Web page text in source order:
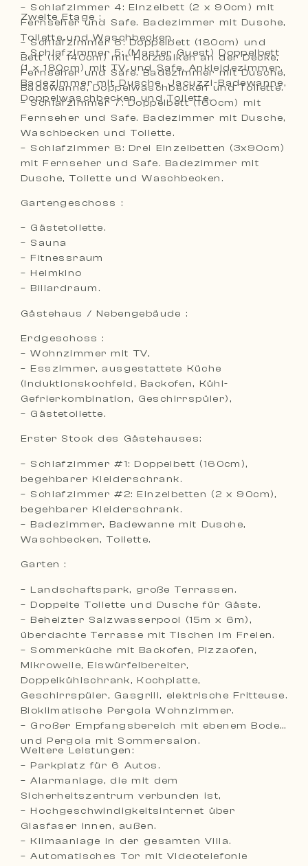
– Schlafzimmer 4: Einzelbett (2 x 90cm) mit
Fernseher und Safe. Badezimmer mit Dusche,
Toilette und Waschbecken.
– Schlafzimmer 5: (Master Guest) Doppelbett
(1 x 180cm) mit TV und Safe. Ankleidezimmer.
Badezimmer mit Dusche, Jacuzzi-Badewanne,
Doppelwaschbecken und Toilette.
Zweite Etage :
– Schlafzimmer 6: Doppelbett (180cm) und
Bett (1x 140cm) mit Holzbalken an der Decke,
Fernseher und Safe. Badezimmer mit Dusche,
Badewanne, Doppelwaschbecken und Toilette.
– Schlafzimmer 7: Doppelbett (160cm) mit
Fernseher und Safe. Badezimmer mit Dusche,
Waschbecken und Toilette.
– Schlafzimmer 8: Drei Einzelbetten (3x90cm)
mit Fernseher und Safe. Badezimmer mit
Dusche, Toilette und Waschbecken.
Gartengeschoss :
– Gästetoilette.
– Sauna
– Fitnessraum
– Heimkino
– Billardraum.
Gästehaus / Nebengebäude :
Erdgeschoss :
– Wohnzimmer mit TV,
– Esszimmer, ausgestattete Küche
(Induktionskochfeld, Backofen, Kühl-
Gefrierkombination, Geschirrspüler),
– Gästetoilette.
Erster Stock des Gästehauses:
– Schlafzimmer #1: Doppelbett (160cm),
begehbarer Kleiderschrank.
– Schlafzimmer #2: Einzelbetten (2 x 90cm),
begehbarer Kleiderschrank.
– Badezimmer, Badewanne mit Dusche,
Waschbecken, Toilette.
Garten :
– Landschaftspark, große Terrassen.
– Doppelte Toilette und Dusche für Gäste.
– Beheizter Salzwasserpool (15m x 6m),
überdachte Terrasse mit Tischen im Freien.
– Sommerküche mit Backofen, Pizzaofen,
Mikrowelle, Eiswürfelbereiter,
Doppelkühlschrank, Kochplatte,
Geschirrspüler, Gasgrill, elektrische Fritteuse.
Bioklimatische Pergola Wohnzimmer.
– Großer Empfangsbereich mit ebenem Boden
und Pergola mit Sommersalon.
Weitere Leistungen:
– Parkplatz für 6 Autos.
– Alarmanlage, die mit dem
Sicherheitszentrum verbunden ist,
– Hochgeschwindigkeitsinternet über
Glasfaser innen, außen.
– Klimaanlage in der gesamten Villa.
– Automatisches Tor mit Videotelefonie